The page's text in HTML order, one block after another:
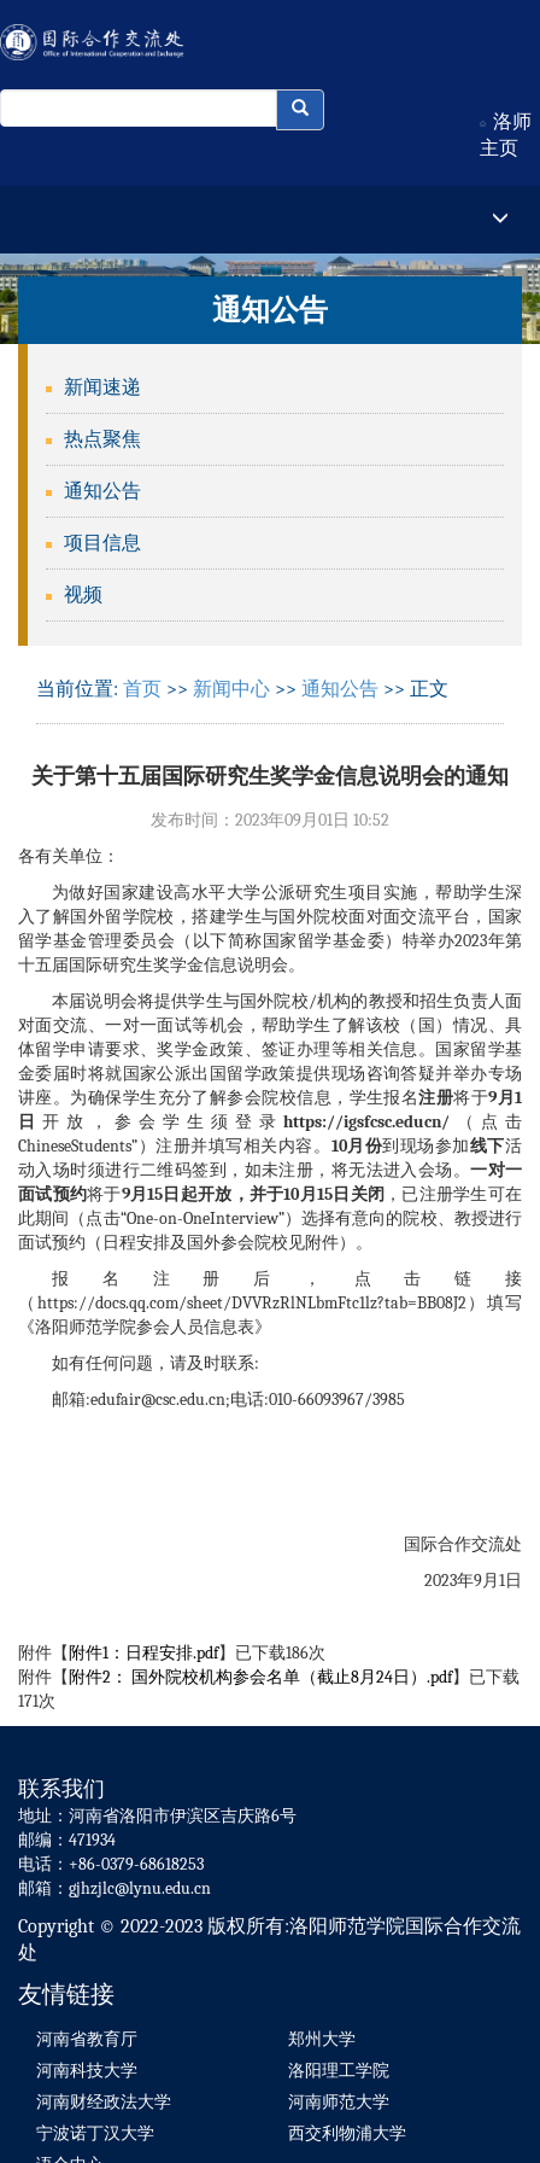
洛师
主页
通知公告
新闻速递
热点聚焦
通知公告
项目信息
视频
当前位置: 首页 >> 新闻中心 >> 通知公告 >> 正文
关于第十五届国际研究生奖学金信息说明会的通知
发布时间：2023年09月01日 10:52
各有关单位：
为做好国家建设高水平大学公派研究生项目实施，帮助学生深
入了解国外留学院校，搭建学生与国外院校面对面交流平台，国家
留学基金管理委员会（以下简称国家留学基金委）特举办2023年第
十五届国际研究生奖学金信息说明会。
本届说明会将提供学生与国外院校/机构的教授和招生负责人面
对面交流、一对一面试等机会，帮助学生了解该校（国）情况、具
体留学申请要求、奖学金政策、签证办理等相关信息。国家留学基
金委届时将就国家公派出国留学政策提供现场咨询答疑并举办专场
讲座。为确保学生充分了解参会院校信息，学生报名注册将于9月1
日 开放，参会学生须登录 https://igsfcsc.educn/ （点击
ChineseStudents”）注册并填写相关内容。 10月份到现场参加线下活
动入场时须进行二维码签到，如未注册，将无法进入会场。一对一
面试预约将于9月15日起开放，并于10月15日关闭 ，已注册学生可在
此期间（点击“One-on-OneInterview”）选择有意向的院校、教授进行
面试预约（日程安排及国外参会院校见附件）。
报名注册后，点击链接
（https://docs.qq.com/sheet/DVVRzRlNLbmFtc1lz?tab=BB08J2）填写
《洛阳师范学院参会人员信息表》
如有任何问题，请及时联系:
邮箱:edufair@csc.edu.cn;电话:010-66093967/3985
国际合作交流处
2023年9月1日
附件【 附件1：日程安排.pdf】已下载186次
附件【 附件2： 国外院校机构参会名单（截止8月24日）.pdf】已下载
171次
联系我们
地址：河南省洛阳市伊滨区吉庆路6号
邮编：471934
电话：+86-0379-68618253
邮箱：gjhzjlc@lynu.edu.cn
Copyright © 2022-2023 版权所有:洛阳师范学院国际合作交流
处
友情链接
河南省教育厅
郑州大学
河南科技大学
洛阳理工学院
河南财经政法大学
河南师范大学
宁波诺丁汉大学
西交利物浦大学